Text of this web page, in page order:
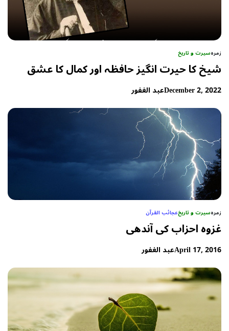
زمرہسیرت و تاریخ
شیخ کا حیرت انگیز حافظہ اور کمال کا عشق
December 2, 2022عبد الغفور
زمرہسیرت و تاریخعجائب القرآن
غزوہ احزاب کی آندھی
April 17, 2016عبد الغفور